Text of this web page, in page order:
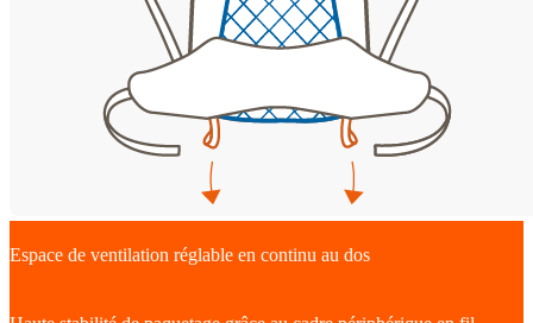
Espace de ventilation réglable en continu au dos